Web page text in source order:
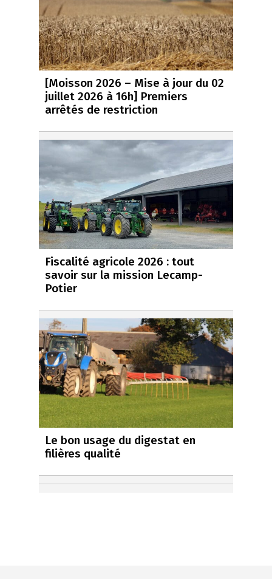
[Moisson 2026 – Mise à jour du 02
juillet 2026 à 16h] Premiers
arrêtés de restriction
Fiscalité agricole 2026 : tout
savoir sur la mission Lecamp-
Potier
Le bon usage du digestat en
filières qualité